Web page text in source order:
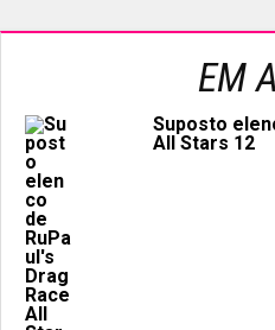
EM
Suposto
All Stars 12